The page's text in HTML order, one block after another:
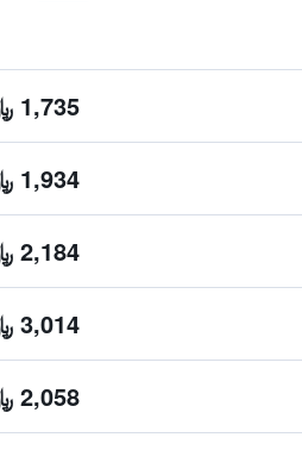
1,735 ﷼
1,934 ﷼
2,184 ﷼
3,014 ﷼
2,058 ﷼